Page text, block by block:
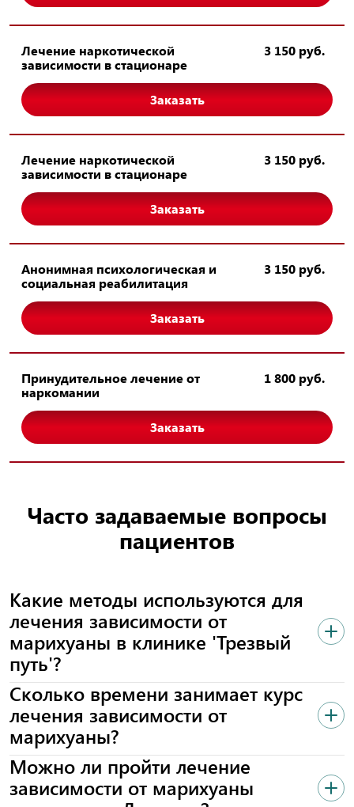
Лечение наркотической
зависимости в стационаре
3 150 руб.
Заказать
Лечение наркотической
зависимости в стационаре
3 150 руб.
Заказать
Анонимная психологическая и
социальная реабилитация
3 150 руб.
Заказать
Принудительное лечение от
наркомании
1 800 руб.
Заказать
Часто задаваемые вопросы
пациентов
Какие методы используются для
лечения зависимости от
марихуаны в клинике 'Трезвый
путь'?
В клинике 'Трезвый путь' применяют
индивидуальный подход, включающий
медикаментозную терапию, психотерапию и
программы реабилитации. Все методы
направлены на устранение физической и
психологической зависимости.
Сколько времени занимает курс
лечения зависимости от
марихуаны?
Продолжительность курса лечения зависит от
стадии зависимости и общего состояния
Можно ли пройти лечение
зависимости от марихуаны